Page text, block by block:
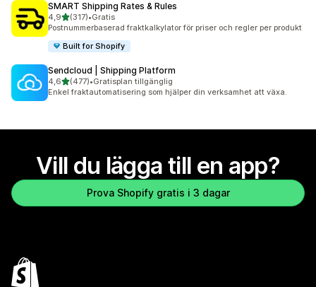
SMART Shipping Rates & Rules
4,9av 5 stjärnor
(317)
317 recensioner totalt
•Gratis
Postnummerbaserad fraktkalkylator för priser och regler per produkt
Built for Shopify
Sendcloud | Shipping Platform
4,6av 5 stjärnor
(477)
477 recensioner totalt
•Gratisplan tillgänglig
Enkel fraktautomatisering som hjälper din verksamhet att växa.
Vill du lägga till en app?
Prova Shopify gratis i 3 dagar